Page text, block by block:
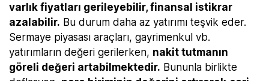
varlık fiyatları gerileyebilir, finansal istikrar
azalabilir. Bu durum daha az yatırımı teşvik eder.
Sermaye piyasası araçları, gayrimenkul vb.
yatırımların değeri gerilerken, nakit tutmanın
göreli değeri artabilmektedir. Bununla birlikte